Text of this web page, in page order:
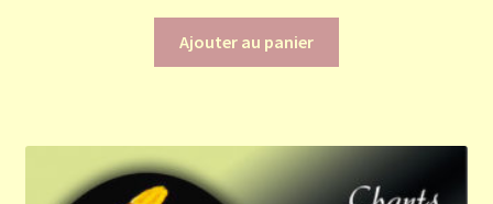
Ajouter au panier